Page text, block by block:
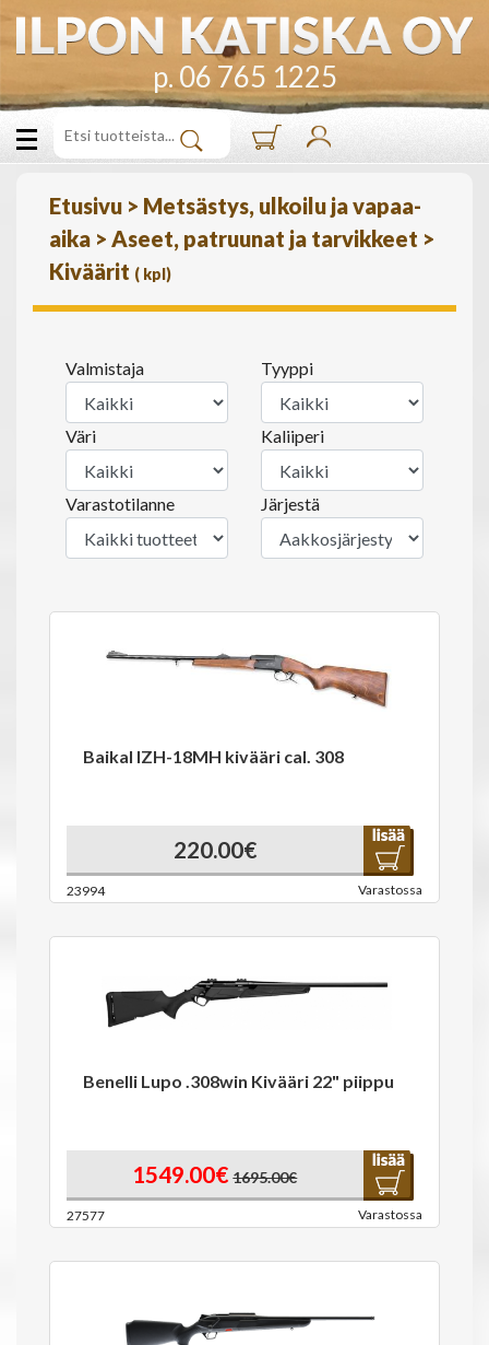
p. 06 765 1225
Etusivu > Metsästys, ulkoilu ja vapaa-
aika > Aseet, patruunat ja tarvikkeet >
Kiväärit ( kpl)
Valmistaja Tyyppi
Väri Kaliiperi
Varastotilanne Järjestä
Baikal IZH-18MH kivääri cal. 308
220.00€
23994 Varastossa
Benelli Lupo .308win Kivääri 22" piippu
1549.00€ 1695.00€
27577 Varastossa